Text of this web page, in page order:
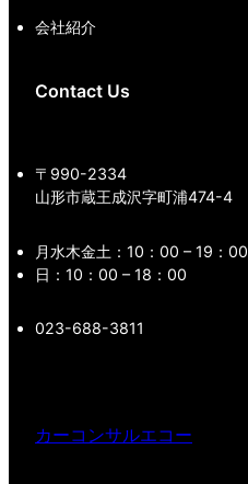
会社紹介
Contact Us
〒990-2334
山形市蔵王成沢字町浦474-4
月水木金土：10：00 – 19：00
日：10：00 – 18：00
023-688-3811
カーコンサルエコー